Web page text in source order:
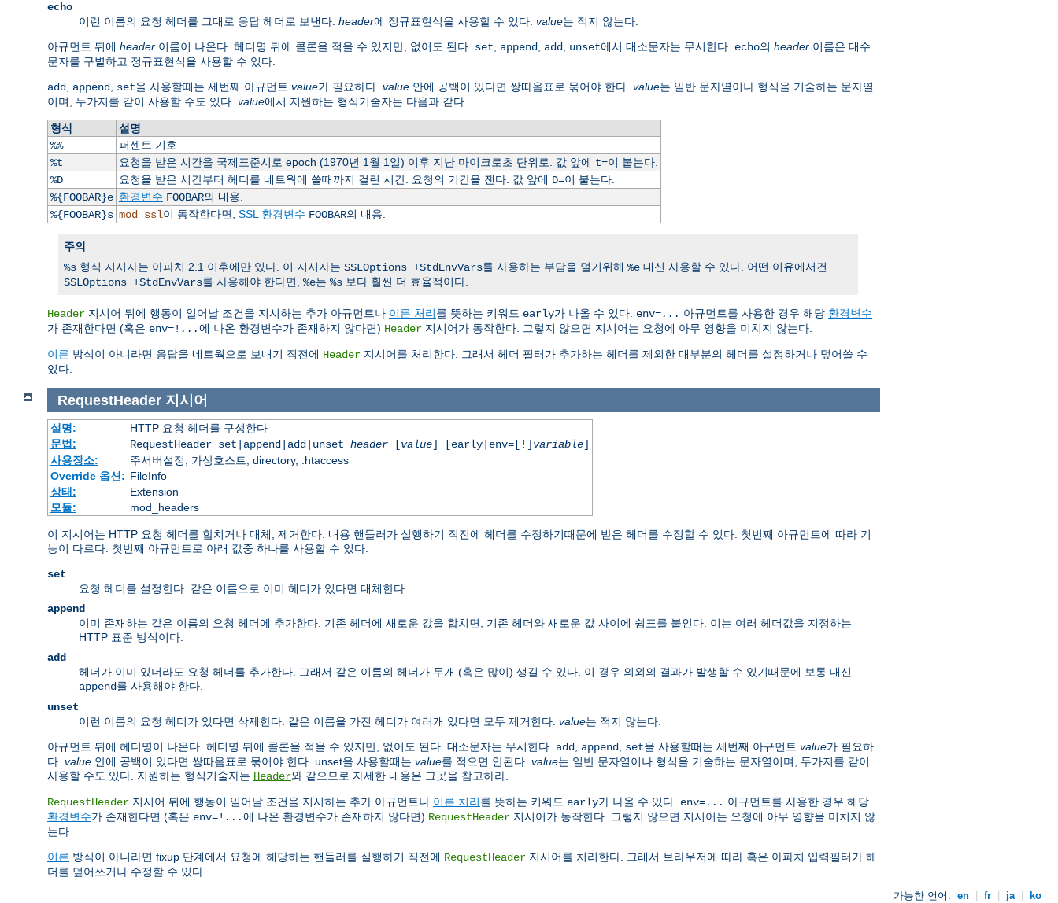
echo
이런 이름의 요청 헤더를 그대로 응답 헤더로 보낸다. header에 정규표현식을 사용할 수 있다. value는 적지 않는다.
아규먼트 뒤에 header 이름이 나온다. 헤더명 뒤에 콜론을 적을 수 있지만, 없어도 된다. set append add unset에서 대소문자는 무시한다. echo의 header 이름은 대수
문자를 구별하고 정규표현식을 사용할 수 있다.
add append set을 사용할때는 세번째 아규먼트 value가 필요하다. value 안에 공백이 있다면 쌍따옴표로 묶어야 한다. value는 일반 문자열이나 형식을 기술하는 문자열
이며, 두가지를 같이 사용할 수도 있다. value에서 지원하는 형식기술자는 다음과 같다.
형식
설명
%%
퍼센트 기호
%t
요청을 받은 시간을 국제표준시로 epoch (1970년 1월 1일) 이후 지난 마이크로초 단위로. 값 앞에 t=이 붙는다.
%D
요청을 받은 시간부터 헤더를 네트웍에 쓸때까지 걸린 시간. 요청의 기간을 잰다. 값 앞에 D=이 붙는다.
%{FOOBAR}e 환경변수 FOOBAR의 내용.
%{FOOBAR}s mod_ssl이 동작한다면, SSL 환경변수 FOOBAR의 내용.
주의
%s 형식 지시자는 아파치 2.1 이후에만 있다. 이 지시자는 SSLOptions +StdEnvVars를 사용하는 부담을 덜기위해 %e 대신 사용할 수 있다. 어떤 이유에서건
SSLOptions +StdEnvVars를 사용해야 한다면, %e는 %s 보다 훨씬 더 효율적이다.
Header 지시어 뒤에 행동이 일어날 조건을 지시하는 추가 아규먼트나 이른 처리를 뜻하는 키워드 early가 나올 수 있다. env=... 아규먼트를 사용한 경우 해당 환경변수
가 존재한다면 (혹은 env=! ...에 나온 환경변수가 존재하지 않다면) Header 지시어가 동작한다. 그렇지 않으면 지시어는 요청에 아무 영향을 미치지 않는다.
이른 방식이 아니라면 응답을 네트웍으로 보내기 직전에 Header 지시어를 처리한다. 그래서 헤더 필터가 추가하는 헤더를 제외한 대부분의 헤더를 설정하거나 덮어쓸 수
있다.
RequestHeader 지시어
설명:
HTTP 요청 헤더를 구성한다
문법:
RequestHeader set|append|add|unset header[value] [early|env=[!] variable]
사용장소:
주서버설정, 가상호스트, directory, .htaccess
Override 옵션: FileInfo
상태:
Extension
모듈:
mod_headers
이 지시어는 HTTP 요청 헤더를 합치거나 대체, 제거한다. 내용 핸들러가 실행하기 직전에 헤더를 수정하기때문에 받은 헤더를 수정할 수 있다. 첫번째 아규먼트에 따라 기
능이 다르다. 첫번째 아규먼트로 아래 값중 하나를 사용할 수 있다.
set
요청 헤더를 설정한다. 같은 이름으로 이미 헤더가 있다면 대체한다
append
이미 존재하는 같은 이름의 요청 헤더에 추가한다. 기존 헤더에 새로운 값을 합치면, 기존 헤더와 새로운 값 사이에 쉼표를 붙인다. 이는 여러 헤더값을 지정하는
HTTP 표준 방식이다.
add
헤더가 이미 있더라도 요청 헤더를 추가한다. 그래서 같은 이름의 헤더가 두개 (혹은 많이) 생길 수 있다. 이 경우 의외의 결과가 발생할 수 있기때문에 보통 대신
append를 사용해야 한다.
unset
이런 이름의 요청 헤더가 있다면 삭제한다. 같은 이름을 가진 헤더가 여러개 있다면 모두 제거한다. value는 적지 않는다.
아규먼트 뒤에 헤더명이 나온다. 헤더명 뒤에 콜론을 적을 수 있지만, 없어도 된다. 대소문자는 무시한다. add, append, set을 사용할때는 세번째 아규먼트 value가 필요하
다. value 안에 공백이 있다면 쌍따옴표로 묶어야 한다. unset을 사용할때는 value를 적으면 안된다. value는 일반 문자열이나 형식을 기술하는 문자열이며, 두가지를 같이
사용할 수도 있다. 지원하는 형식기술자는 Header와 같으므로 자세한 내용은 그곳을 참고하라.
RequestHeader 지시어 뒤에 행동이 일어날 조건을 지시하는 추가 아규먼트나 이른 처리를 뜻하는 키워드 early가 나올 수 있다. env=... 아규먼트를 사용한 경우 해당
환경변수가 존재한다면 (혹은 env=! ...에 나온 환경변수가 존재하지 않다면) RequestHeader 지시어가 동작한다. 그렇지 않으면 지시어는 요청에 아무 영향을 미치지 않
는다.
이른 방식이 아니라면 fixup 단계에서 요청에 해당하는 핸들러를 실행하기 직전에 RequestHeader 지시어를 처리한다. 그래서 브라우저에 따라 혹은 아파치 입력필터가 헤
더를 덮어쓰거나 수정할 수 있다.
가능한 언어: en fr ja ko